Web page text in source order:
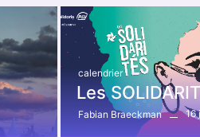
calendrier
Les
Fabian Braeckman 16